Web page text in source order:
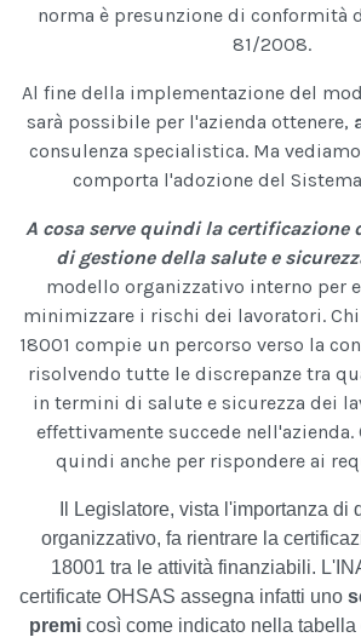
norma è presunzione di conformità
81/2008.
Al fine della implementazione del
sarà possibile per l'azienda ottenere,
consulenza specialistica. Ma
comporta l'adozione del
A cosa serve quindi la certificazione
di gestione della salute e
modello organizzativo interno per
minimizzare i rischi dei lavoratori. Chi
18001 compie un percorso verso la
risolvendo tutte le discrepanze tra
in termini di salute e sicurezza dei
effettivamente succede
quindi anche per rispondere ai
Il Legislatore, vista l'importanza di
organizzativo, fa rientrare la
18001 tra le attività finanziabili.
certificate OHSAS assegna infatti uno
premi così come indicato nella tabella